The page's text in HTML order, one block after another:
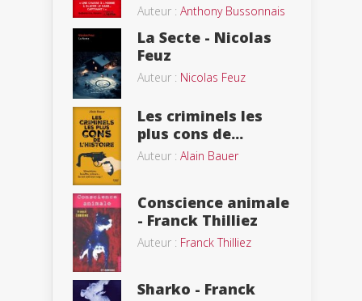
Auteur : Anthony Bussonnais
La Secte - Nicolas
Feuz
Auteur : Nicolas Feuz
Les criminels les
plus cons de...
Auteur : Alain Bauer
Conscience animale
- Franck Thilliez
Auteur : Franck Thilliez
Sharko - Franck